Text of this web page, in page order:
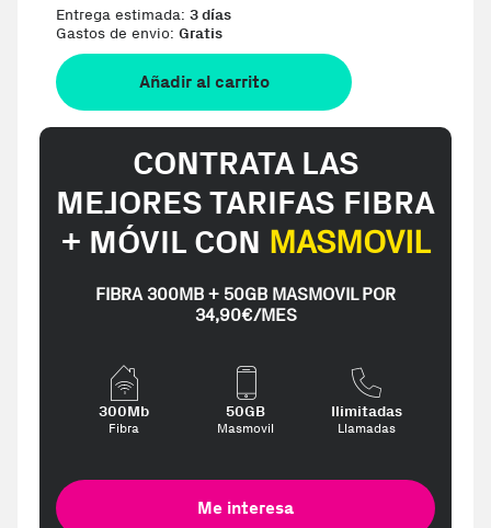
Entrega estimada: 3 días
Gastos de envio: Gratis
Añadir al carrito
CONTRATA LAS
MEJORES TARIFAS FIBRA
+ MÓVIL CON MASMOVIL
FIBRA 300MB + 50GB MASMOVIL POR
34,90€/MES
300Mb
Fibra
50GB
Masmovil
Ilimitadas
Llamadas
Me interesa